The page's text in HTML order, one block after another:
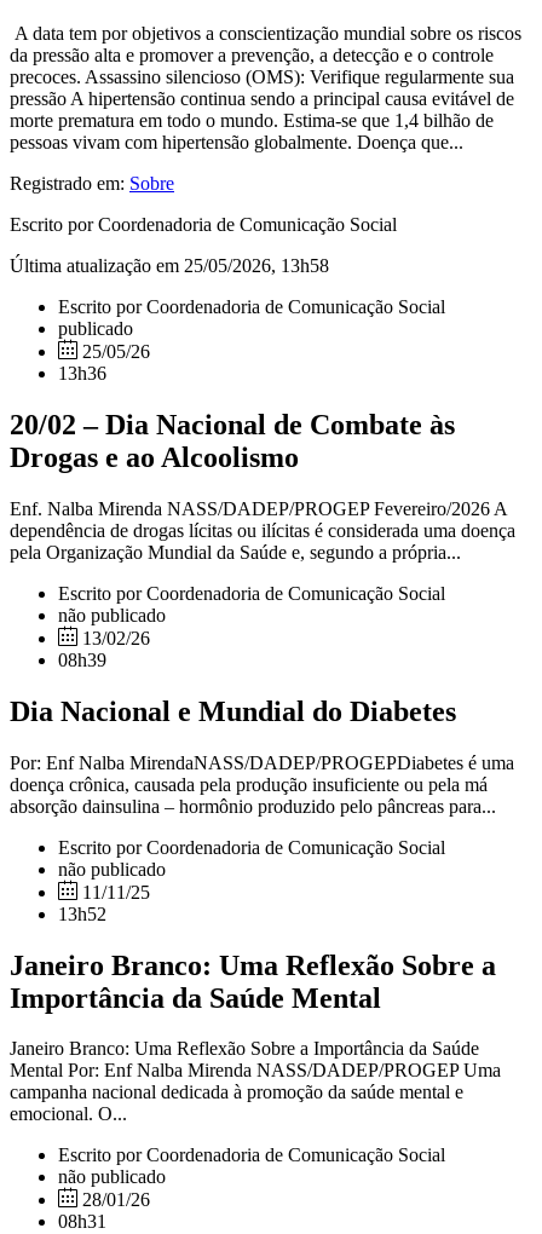
A data tem por objetivos a conscientização mundial sobre os riscos
da pressão alta e promover a prevenção, a detecção e o controle
precoces. Assassino silencioso (OMS): Verifique regularmente sua
pressão A hipertensão continua sendo a principal causa evitável de
morte prematura em todo o mundo. Estima-se que 1,4 bilhão de
pessoas vivam com hipertensão globalmente. Doença que...
Registrado em: Sobre
Escrito por Coordenadoria de Comunicação Social
Última atualização em 25/05/2026, 13h58
Escrito por Coordenadoria de Comunicação Social
publicado
25/05/26
13h36
20/02 – Dia Nacional de Combate às
Drogas e ao Alcoolismo
Enf. Nalba Mirenda NASS/DADEP/PROGEP Fevereiro/2026 A
dependência de drogas lícitas ou ilícitas é considerada uma doença
pela Organização Mundial da Saúde e, segundo a própria...
Escrito por Coordenadoria de Comunicação Social
não publicado
13/02/26
08h39
Dia Nacional e Mundial do Diabetes
Por: Enf Nalba MirendaNASS/DADEP/PROGEPDiabetes é uma
doença crônica, causada pela produção insuficiente ou pela má
absorção dainsulina – hormônio produzido pelo pâncreas para...
Escrito por Coordenadoria de Comunicação Social
não publicado
11/11/25
13h52
Janeiro Branco: Uma Reflexão Sobre a
Importância da Saúde Mental
Janeiro Branco: Uma Reflexão Sobre a Importância da Saúde
Mental Por: Enf Nalba Mirenda NASS/DADEP/PROGEP Uma
campanha nacional dedicada à promoção da saúde mental e
emocional. O...
Escrito por Coordenadoria de Comunicação Social
não publicado
28/01/26
08h31